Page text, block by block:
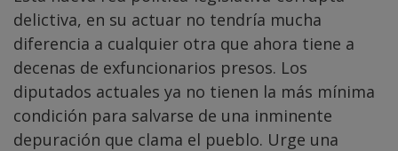
delictiva, en su actuar no tendría mucha
diferencia a cualquier otra que ahora tiene a
decenas de exfuncionarios presos. Los
diputados actuales ya no tienen la más mínima
condición para salvarse de una inminente
depuración que clama el pueblo. Urge una